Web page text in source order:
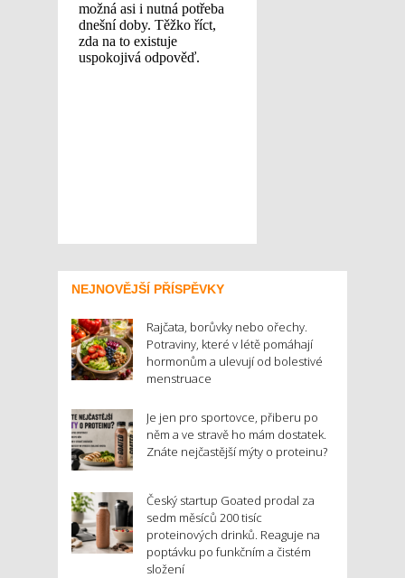
NEJNOVĚJŠÍ PŘÍSPĚVKY
Rajčata, borůvky nebo ořechy.
Potraviny, které v létě pomáhají
hormonům a ulevují od bolestivé
menstruace
Je jen pro sportovce, přiberu po
něm a ve stravě ho mám dostatek.
Znáte nejčastější mýty o proteinu?
Český startup Goated prodal za
sedm měsíců 200 tisíc
proteinových drinků. Reaguje na
poptávku po funkčním a čistém
složení